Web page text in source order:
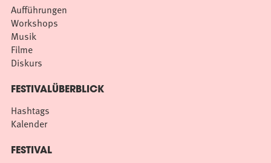
Aufführungen
Workshops
Musik
Filme
Diskurs
FESTIVALÜBERBLICK
Hashtags
Kalender
FESTIVAL